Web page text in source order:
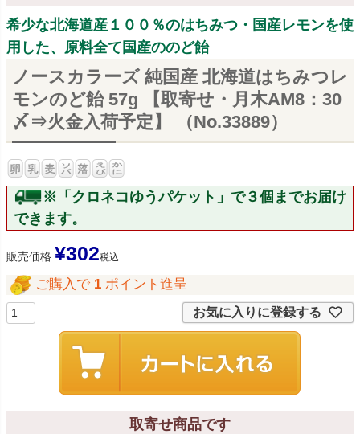
希少な北海道産１００％のはちみつ・国産レモンを使
用した、原料全て国産ののど飴
ノースカラーズ 純国産 北海道はちみつレ
モンのど飴 57g 【取寄せ・月木AM8：30
〆⇒火金入荷予定】 （No.33889）
※「クロネコゆうパケット」で３個までお届け
できます。
販売価格 ¥302税込
ご購入で 1 ポイント進呈
お気に入りに登録する
取寄せ商品です